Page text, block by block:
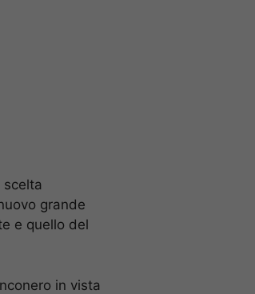
scelta
grande
e quello del
in vista